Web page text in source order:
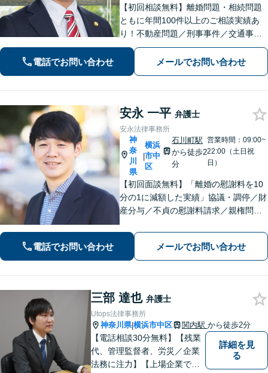
【初回相談無料】離婚問題・相続問題
ともに年間100件以上のご相談実績あ
り！不動産問題／刑事事件／交通事故
／借金問題／労働問題／債権回収にも
注力。これまで培ったノウハウを最大
限に活かし、最善の解決へ尽力します
電話でお問い合わせ メールでお問い合わせ
安永 一平 弁護士
安永法律事務所
神
奈
川
県
|
横浜
市中
区
石川町駅
から徒歩2
分
営業時間：09:00~
22:00（土日祝
日）
【初回面談無料】「離婚の慰謝料を10
分の1に減額した実績」協議・調停／財
産分与／不貞の慰謝料請求／親権問題
ーの顧問経験豊富」土地・建物の明渡
しや賃料回収など幅広くサポート【夜
間・休日面談可】【電話相談対応】
電話でお問い合わせ メールでお問い合わせ
三部 達也 弁護士
Utops法律事務所
神奈川県|横浜市中区 関内駅 から徒歩2分
【電話相談30分無料】【残業
代、管理監督者、労災／企業
法務に注力】【上場企業で社
詳細を見
る